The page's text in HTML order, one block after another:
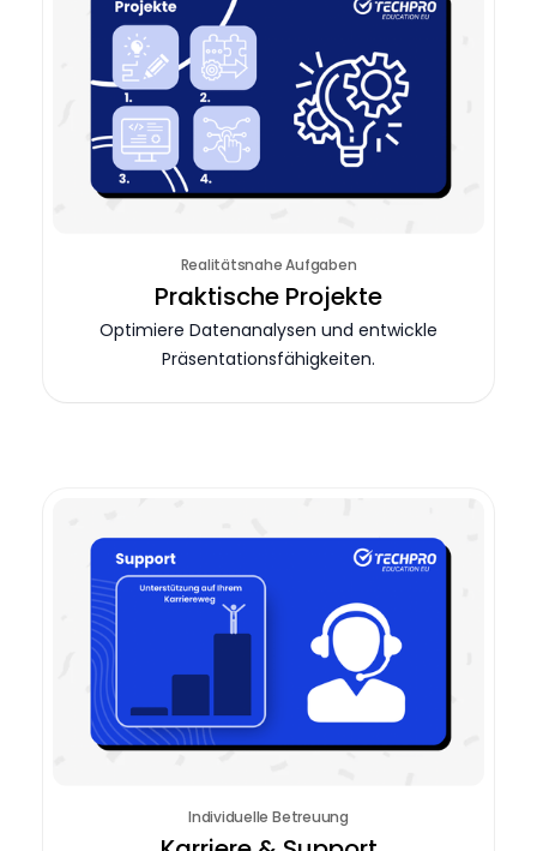
Realitätsnahe Aufgaben
Praktische Projekte
Optimiere Datenanalysen und entwickle
Präsentationsfähigkeiten.
Individuelle Betreuung